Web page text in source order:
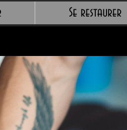
Se restaurer